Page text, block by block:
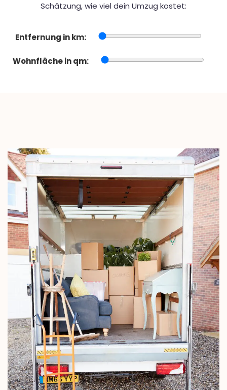
Schätzung, wie viel dein Umzug kostet:
Entfernung in km:
Wohnfläche in qm: